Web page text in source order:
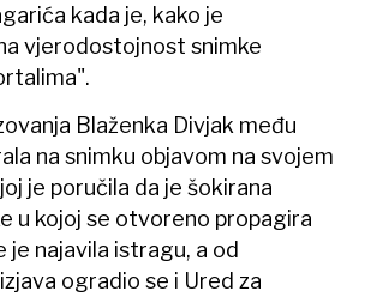
kada je, kako je
vjerodostojnost snimke
Blaženka Divjak među
na snimku objavom na svojem
je poručila da je šokirana
u kojoj se otvoreno propagira
je najavila istragu, a od
ogradio se i Ured za